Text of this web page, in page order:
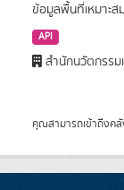
ข้อมูลพื้นที่เหมาะส
API
สำนักนวัตกรรม
คุณสามารถเข้าถึงค